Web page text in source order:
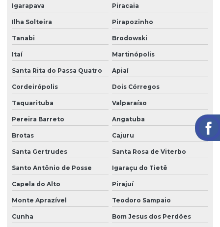
Serviço de câmeras 24 horas
Serviço de facilities
Serviço de limpeza para empresas
Serviço de limpeza com equipamentos profissionais
Serviço de limpeza pós obra
Serviço de limpeza profissional
Serviço de limpeza terceirizado
Serviço de limpeza terceirizado preço
Serviço de limpeza de vidros
Igarapava Piracaia
Ilha Solteira Pirapozinho
Tanabi Brodowski
Itaí Martinópolis
Santa Rita do Passa Quatro Apiaí
Cordeirópolis Dois Córregos
Taquarituba Valparaíso
Pereira Barreto Angatuba
Brotas Cajuru
Santa Gertrudes Santa Rosa de Viterbo
Santo Antônio de Posse Igaraçu do Tietê
Capela do Alto Pirajuí
Monte Aprazível Teodoro Sampaio
Cunha Bom Jesus dos Perdões